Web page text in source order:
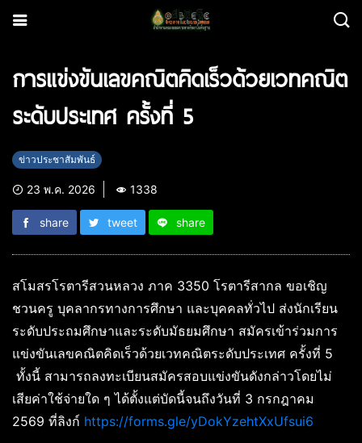
การแข่งขันเลขคณิตคิดเร็วด้วยเวทคณิต
ระดับประเทศ ครั้งที่ 5
ข่าวประชาสัมพันธ์
23 พ.ค. 2026 1338
share tweet share
สโมสรโรตารีสวนหลวง ภาค 3350 โรตารีสากล ขอเชิญ
ชวนครู บุคลากรทางการศึกษา และบุคคลทั่วไป ส่งนักเรียน
ระดับประถมศึกษาและระดับมัธยมศึกษา สมัครเข้าร่วมการ
แข่งขันเลขคณิตคิดเร็วด้วยเวทคณิตระดับประเทศ ครั้งที่ 5
ทั้งนี้ สามารถลงทะเบียนสมัครสอบแข่งขันดังกล่าวโดยไม่
เสียค่าใช้จ่ายใด ๆ ได้ตั้งแต่บัดนี้จนถึงวันที่ 3 กรกฎาคม
2569 ที่ลิงก์ https://forms.gle/yDokYzehtXxUfsui6